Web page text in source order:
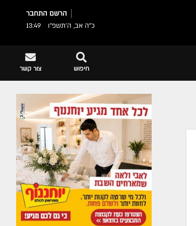
הרשם התחבר
כ"ה אב, ה׳תשפ״ו
13:49
צור קשר חיפוש